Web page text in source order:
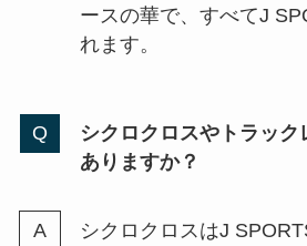
ースの華で、すべてJ
れます。
シクロクロスやトラック
ありますか？
シクロクロスはJ